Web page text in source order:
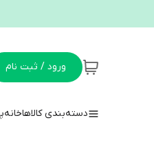
ورود / ثبت نام
دسته‌بندی کالاهاخانه